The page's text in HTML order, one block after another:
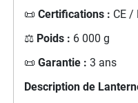
📜 Certifications : CE /
⚖️ Poids : 6 000 g
📜 Garantie : 3 ans
Description de